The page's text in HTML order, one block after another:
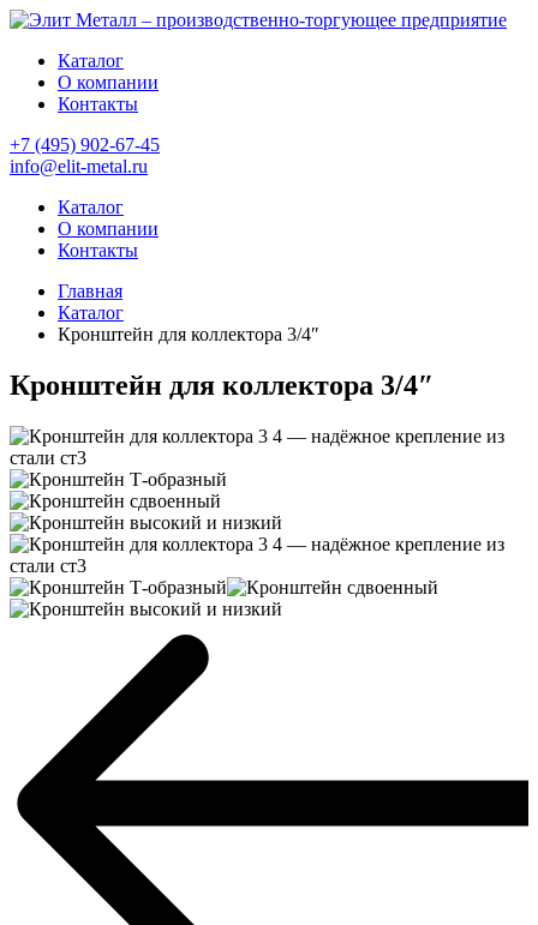
Каталог
О компании
Контакты
+7 (495) 902-67-45
info@elit-metal.ru
Каталог
О компании
Контакты
Главная
Каталог
Кронштейн для коллектора 3/4″
Кронштейн для коллектора 3/4″